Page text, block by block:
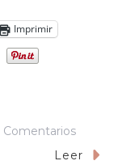
Imprimir
ComentariosEn
¿Ya
Leer